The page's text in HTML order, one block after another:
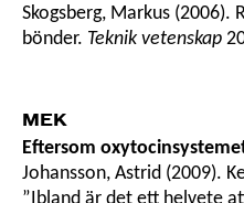
Skogsberg, Markus (2006).
bönder. Teknik vetenskap
MEK
Eftersom
Johansson, Astrid (2009).
”Ibland är det ett helvete